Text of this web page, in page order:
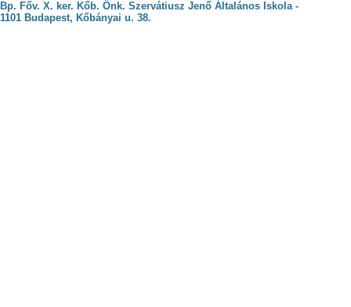
Bp. Főv. X. ker. Kőb. Önk. Szervátiusz Jenő Általános Iskola -
1101 Budapest, Kőbányai u. 38.